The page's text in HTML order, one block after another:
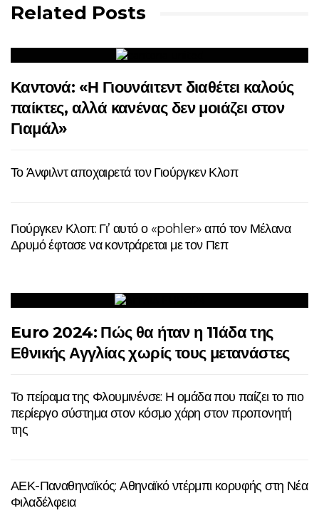
Related Posts
Καντονά: «Η Γιουνάιτεντ διαθέτει καλούς
παίκτες, αλλά κανένας δεν μοιάζει στον
Γιαμάλ»
Το Άνφιλντ αποχαιρετά τον Γιούργκεν Κλοπ
Γιούργκεν Κλοπ: Γι’ αυτό ο «pohler» από τον Μέλανα
Δρυμό έφτασε να κοντράρεται με τον Πεπ
Euro 2024: Πώς θα ήταν η 11άδα της
Εθνικής Αγγλίας χωρίς τους μετανάστες
Το πείραμα της Φλουμινένσε: Η ομάδα που παίζει το πιο
περίεργο σύστημα στον κόσμο χάρη στον προπονητή
της
ΑΕΚ-Παναθηναϊκός: Αθηναϊκό ντέρμπι κορυφής στη Νέα
Φιλαδέλφεια